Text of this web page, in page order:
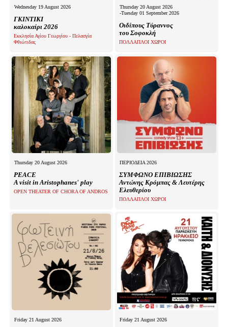
Wednesday 19 August 2026
ΓΚΙΝΤΙΚΙ
καλοκαίρι 2026
Εκκλησία Αγίου Γεωργίου - Πελασγία
Φθιώτιδας
Thursday 20 August 2026
-Tuesday 01 September 2026
Οιδίπους Τύραννος
του Σοφοκλή
ΠΟΛΛΑΠΛΟΙ ΧΩΡΟΙ
Thursday 20 August 2026
PEACE
A visit in Aristophanes' play
OPEN THEATER OF CHORA OF ANDROS
ΠΕΡΙΟΔΕΙΑ 2026
ΣΥΜΦΩΝΟ ΕΠΙΒΙΩΣΗΣ
Αντώνης Κρόμπας & Λευτέρης
Ελευθερίου
ΠΟΛΛΑΠΛΟΙ ΧΩΡΟΙ
Friday 21 August 2026 Friday 21 August 2026